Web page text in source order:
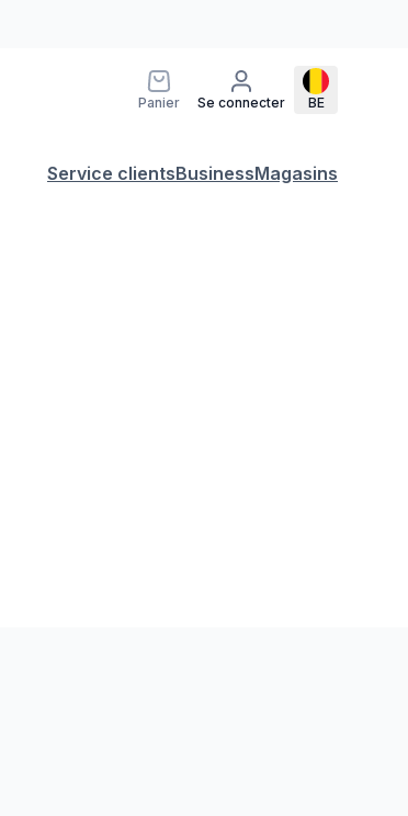
Panier Se connecter BE
Service clientsBusinessMagasins